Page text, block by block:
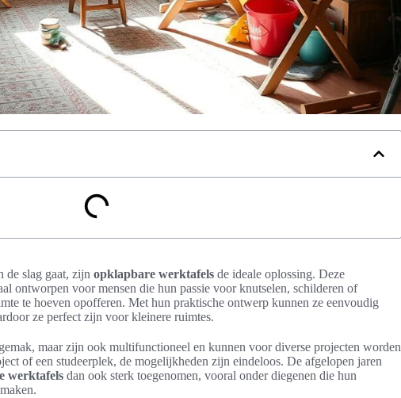
de slag gaat, zijn opklapbare werktafels de ideale oplossing. Deze
ontworpen voor mensen die hun passie voor knutselen, schilderen of
te hoeven opofferen. Met hun praktische ontwerp kunnen ze eenvoudig
ze perfect zijn voor kleinere ruimtes.
maar zijn ook multifunctioneel en kunnen voor diverse projecten worden
of een studeerplek, de mogelijkheden zijn eindeloos. De afgelopen jaren
werktafels dan ook sterk toegenomen, vooral onder diegenen die hun